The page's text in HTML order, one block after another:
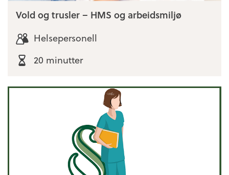
Vold og trusler – HMS og arbeidsmiljø
Helsepersonell
20 minutter